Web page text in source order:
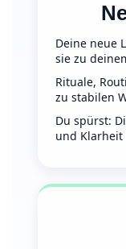
Deine neue
sie zu
Rituale,
zu stabilen
Du spürst:
und Klarheit